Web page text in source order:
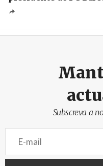
Subscreva a